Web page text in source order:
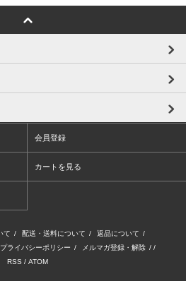
会員登録
カートを見る
て / 配送・送料について / 返品について /
プライバシーポリシー / メルマガ登録・解除 / /
RSS / ATOM